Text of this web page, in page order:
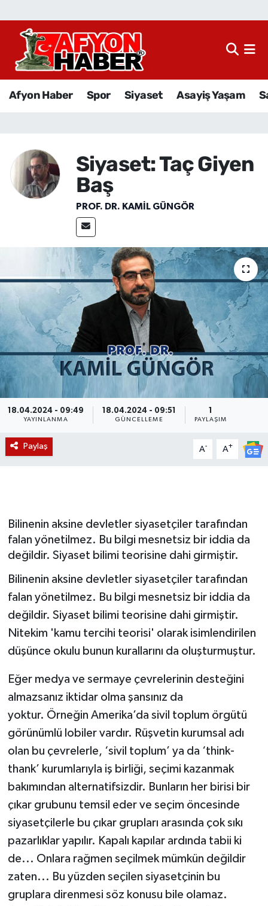
Afyon Haber Spor Siyaset Asayiş Yaşam
Siyaset: Taç Giyen
Baş
PROF. DR. KAMIL GÜNGÖR
18.04.2024 - 09:49
YAYINLANMA
18.04.2024 - 09:51
GÜNCELLEME PAYLAŞIM
Paylaş A- A+
Bilinenin aksine devletler siyasetçiler tarafından
falan yönetilmez. Bu bilgi mesnetsiz bir iddia da
değildir. Siyaset bilimi teorisine dahi girmiştir.
Bilinenin aksine devletler siyasetçiler tarafından
falan yönetilmez. Bu bilgi mesnetsiz bir iddia da
değildir. Siyaset bilimi teorisine dahi girmiştir.
Nitekim 'kamu tercihi teorisi' olarak isimlendirilen
düşünce okulu bunun kurallarını da oluşturmuştur.
Eğer medya ve sermaye çevrelerinin desteğini
almazsanız iktidar olma şansınız da
yoktur. Örneğin Amerika’da sivil toplum örgütü
görünümlü lobiler vardır. Rüşvetin kurumsal adı
olan bu çevrelerle, ‘sivil toplum’ ya da ‘think-
thank’ kurumlarıyla iş birliği, seçimi kazanmak
bakımından alternatifsizdir. Bunların her birisi bir
çıkar grubunu temsil eder ve seçim öncesinde
siyasetçilerle bu çıkar grupları arasında çok sıkı
pazarlıklar yapılır. Kapalı kapılar ardında tabii ki
de... Onlara rağmen seçilmek mümkün değildir
zaten... Bu yüzden seçilen siyasetçinin bu
gruplara direnmesi söz konusu bile olamaz.
Afyon Haber
Sağlık
Eğitim
Sivil Toplum
Ekonomi
Magazin
Etkinlikler